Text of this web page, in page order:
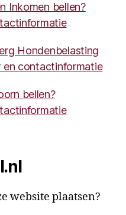
Inkomen bellen?
Hondenbelasting
en contactinformatie
bellen?
website plaatsen?